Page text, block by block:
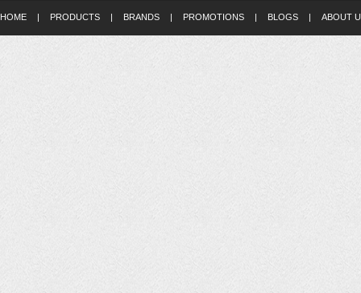
HOME | PRODUCTS | BRANDS | PROMOTIONS | BLOGS | ABOUT